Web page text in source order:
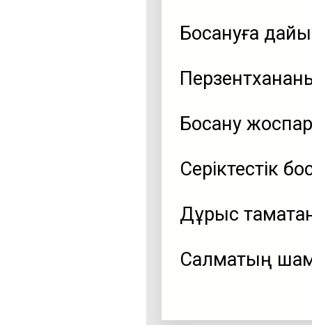
Босануға
Босану
Серіктестік
Дұрыс
Салмақтың